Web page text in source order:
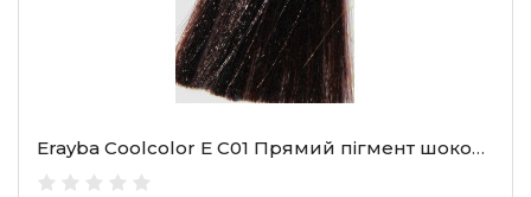
Erayba Coolcolor E C01 Прямий пігмент шоколадно-коричневий, 100 мл